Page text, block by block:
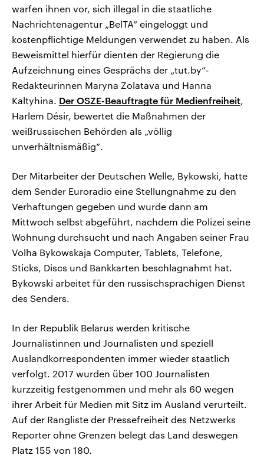
warfen ihnen vor, sich illegal in die staatliche
Nachrichtenagentur „BelTA“ eingeloggt und
kostenpflichtige Meldungen verwendet zu haben. Als
Beweismittel hierfür dienten der Regierung die
Aufzeichnung eines Gesprächs der „tut.by“-
Redakteurinnen Maryna Zolatava und Hanna
Kaltyhina. Der OSZE-Beauftragte für Medienfreiheit,
Harlem Désir, bewertet die Maßnahmen der
weißrussischen Behörden als „völlig
unverhältnismäßig“.
Der Mitarbeiter der Deutschen Welle, Bykowski, hatte
dem Sender Euroradio eine Stellungnahme zu den
Verhaftungen gegeben und wurde dann am
Mittwoch selbst abgeführt, nachdem die Polizei seine
Wohnung durchsucht und nach Angaben seiner Frau
Volha Bykowskaja Computer, Tablets, Telefone,
Sticks, Discs und Bankkarten beschlagnahmt hat.
Bykowski arbeitet für den russischsprachigen Dienst
des Senders.
In der Republik Belarus werden kritische
Journalistinnen und Journalisten und speziell
Auslandkorrespondenten immer wieder staatlich
verfolgt. 2017 wurden über 100 Journalisten
kurzzeitig festgenommen und mehr als 60 wegen
ihrer Arbeit für Medien mit Sitz im Ausland verurteilt.
Auf der Rangliste der Pressefreiheit des Netzwerks
Reporter ohne Grenzen belegt das Land deswegen
Platz 155 von 180.